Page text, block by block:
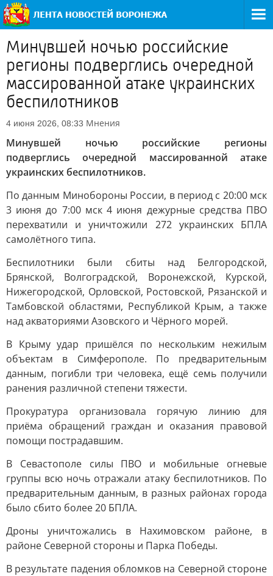
Минувшей ночью российские
регионы подверглись очередной
массированной атаке украинских
беспилотников
4 июня 2026, 08:33 Мнения
Минувшей ночью российские регионы
подверглись очередной массированной атаке
украинских беспилотников.
По данным Минобороны России, в период с 20:00 мск
3 июня до 7:00 мск 4 июня дежурные средства ПВО
перехватили и уничтожили 272 украинских БПЛА
самолётного типа.
Беспилотники были сбиты над Белгородской,
Брянской, Волгоградской, Воронежской, Курской,
Нижегородской, Орловской, Ростовской, Рязанской и
Тамбовской областями, Республикой Крым, а также
над акваториями Азовского и Чёрного морей.
В Крыму удар пришёлся по нескольким нежилым
объектам в Симферополе. По предварительным
данным, погибли три человека, ещё семь получили
ранения различной степени тяжести.
Прокуратура организовала горячую линию для
приёма обращений граждан и оказания правовой
помощи пострадавшим.
В Севастополе силы ПВО и мобильные огневые
группы всю ночь отражали атаку беспилотников. По
предварительным данным, в разных районах города
было сбито более 20 БПЛА.
Дроны уничтожались в Нахимовском районе, в
районе Северной стороны и Парка Победы.
В результате падения обломков на Северной стороне